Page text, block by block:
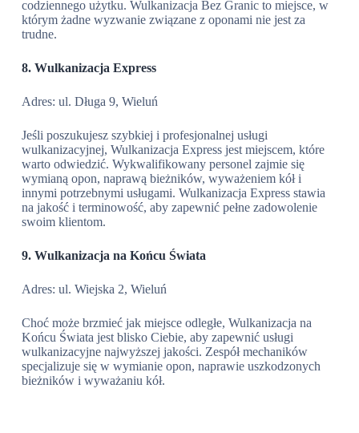
codziennego użytku. Wulkanizacja Bez Granic to miejsce, w
którym żadne wyzwanie związane z oponami nie jest za
trudne.
8. Wulkanizacja Express
Adres: ul. Długa 9, Wieluń
Jeśli poszukujesz szybkiej i profesjonalnej usługi
wulkanizacyjnej, Wulkanizacja Express jest miejscem, które
warto odwiedzić. Wykwalifikowany personel zajmie się
wymianą opon, naprawą bieżników, wyważeniem kół i
innymi potrzebnymi usługami. Wulkanizacja Express stawia
na jakość i terminowość, aby zapewnić pełne zadowolenie
swoim klientom.
9. Wulkanizacja na Końcu Świata
Adres: ul. Wiejska 2, Wieluń
Choć może brzmieć jak miejsce odległe, Wulkanizacja na
Końcu Świata jest blisko Ciebie, aby zapewnić usługi
wulkanizacyjne najwyższej jakości. Zespół mechaników
specjalizuje się w wymianie opon, naprawie uszkodzonych
bieżników i wyważaniu kół.